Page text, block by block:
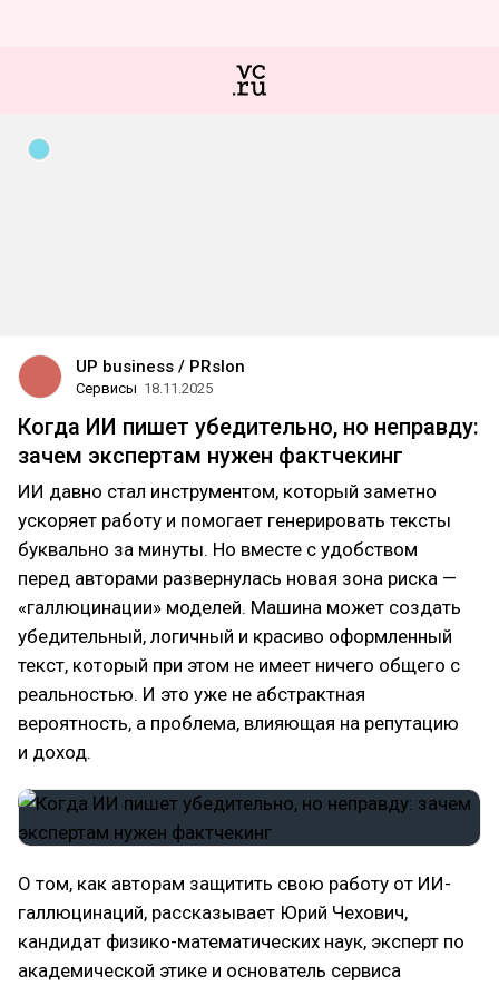
UP business / PRslon
Сервисы 18.11.2025
Когда ИИ пишет убедительно, но неправду:
зачем экспертам нужен фактчекинг
ИИ давно стал инструментом, который заметно
ускоряет работу и помогает генерировать тексты
буквально за минуты. Но вместе с удобством
перед авторами развернулась новая зона риска —
«галлюцинации» моделей. Машина может создать
убедительный, логичный и красиво оформленный
текст, который при этом не имеет ничего общего с
реальностью. И это уже не абстрактная
вероятность, а проблема, влияющая на репутацию
и доход.
О том, как авторам защитить свою работу от ИИ-
галлюцинаций, рассказывает Юрий Чехович,
кандидат физико-математических наук, эксперт по
академической этике и основатель сервиса